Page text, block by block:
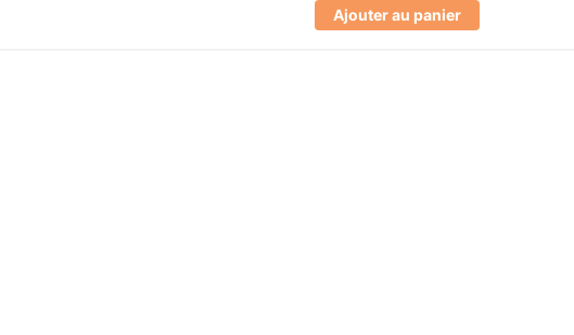
Ajouter au panier